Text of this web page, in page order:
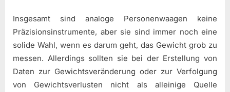
Insgesamt sind analoge Personenwaagen keine
Präzisionsinstrumente, aber sie sind immer noch eine
solide Wahl, wenn es darum geht, das Gewicht grob zu
messen. Allerdings sollten sie bei der Erstellung von
Daten zur Gewichtsveränderung oder zur Verfolgung
von Gewichtsverlusten nicht als alleinige Quelle